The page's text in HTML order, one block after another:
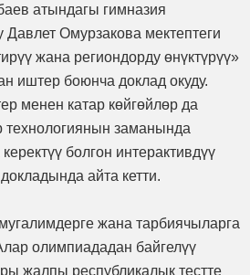
атындагы гимназия
Давлет Омурзакова мектептеги
жана региондорду өнүктүрүү»
иштер боюнча доклад окуду.
менен катар көйгөйлөр да
заманында
болгон интерактивдүү
айта кетти.
жана тарбиячыларга
олимпиададан байгелүү
жалпы республикалык тестте